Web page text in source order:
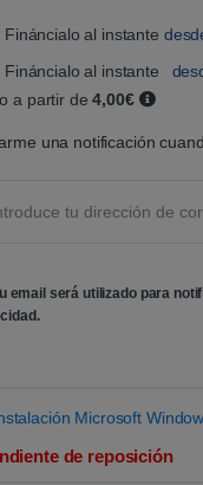
Fináncialo al instante
Fináncialo al instante
a partir de4,00€
una notificación
email será utilizado para
.
Microsoft
de reposición